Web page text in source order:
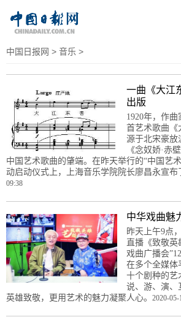
中国日报网 > 音乐 >
一曲《大江
出版
1920年，作
首艺术歌曲《
源于北宋豪放
《念奴娇·赤
中国艺术歌曲的肇端。在昨天举行的“中国艺
动启动仪式上，上海音乐学院院长廖昌永宣布
09:38
中华戏曲魅
昨天上午9点
直播《致敬
戏曲广播会
在多个全媒体
十个剧种的艺
说、游、演、
英雄致敬，更用艺术的魅力凝聚人心。 2020-05-